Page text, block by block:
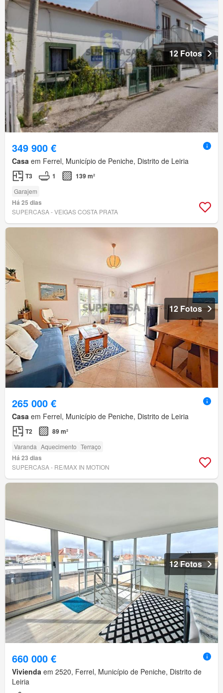
12 Fotos
349 900 €
Casa em Ferrel, Município de Peniche, Distrito de Leiria
T3 1 139 m²
Garajem
Há 25 dias
SUPERCASA - VEIGAS COSTA PRATA
12 Fotos
265 000 €
Casa em Ferrel, Município de Peniche, Distrito de Leiria
T2 89 m²
Varanda Aquecimento Terraço
Há 23 dias
SUPERCASA - RE/MAX IN MOTION
12 Fotos
660 000 €
Vivienda em 2520, Ferrel, Município de Peniche, Distrito de
Leiria